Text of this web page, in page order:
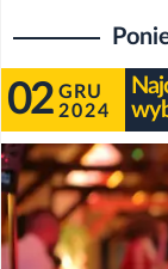
02 GRU
2024